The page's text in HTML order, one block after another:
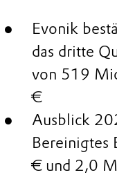
Evonik
das dritte
von 519
€
Ausblick
Bereinigtes
€ und 2,0